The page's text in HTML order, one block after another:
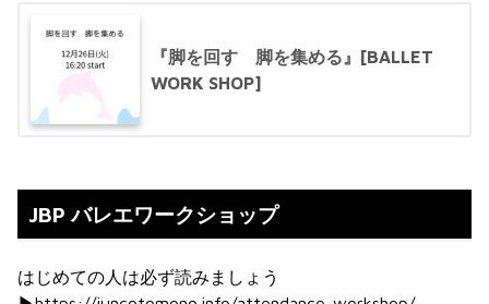
『脚を回す 脚を集める』[BALLET
WORK SHOP]
JBP バレエワークショップ
はじめての人は必ず読みましょう